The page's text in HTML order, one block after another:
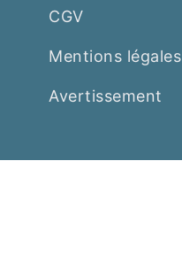
CGV
Mentions légales
Avertissement